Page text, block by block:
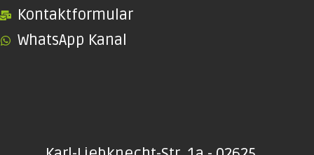
Kontaktformular
WhatsApp Kanal